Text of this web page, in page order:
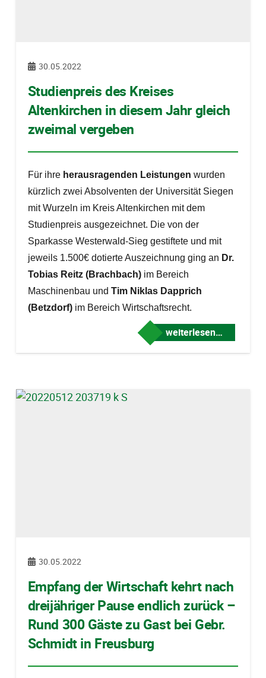
30.05.2022
Studienpreis des Kreises
Altenkirchen in diesem Jahr gleich
zweimal vergeben
Für ihre herausragenden Leistungen wurden
kürzlich zwei Absolventen der Universität Siegen
mit Wurzeln im Kreis Altenkirchen mit dem
Studienpreis ausgezeichnet. Die von der
Sparkasse Westerwald-Sieg gestiftete und mit
jeweils 1.500€ dotierte Auszeichnung ging an Dr.
Tobias Reitz (Brachbach)im Bereich
Maschinenbau und Tim Niklas Dapprich
(Betzdorf)im Bereich Wirtschaftsrecht.
weiterlesen…
30.05.2022
Empfang der Wirtschaft kehrt nach
dreijähriger Pause endlich zurück –
Rund 300 Gäste zu Gast bei Gebr.
Schmidt in Freusburg